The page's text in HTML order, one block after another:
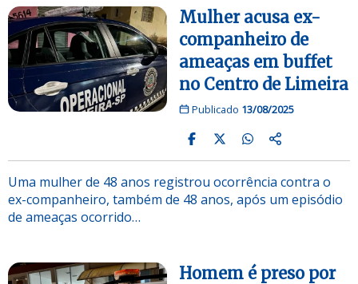
Mulher acusa ex-
companheiro de
ameaças em buffet
no Centro de Limeira
Publicado 13/08/2025
Uma mulher de 48 anos registrou ocorrência contra o
ex-companheiro, também de 48 anos, após um episódio
de ameaças ocorrido…
Homem é preso por